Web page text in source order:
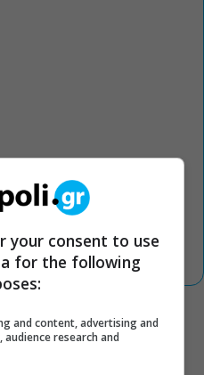
την αντίληψη για
your consent to use
for the following
and content, advertising and
research and